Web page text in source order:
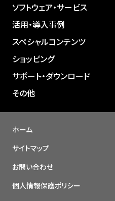
ソフトウェア・サービス
活用・導入事例
スペシャルコンテンツ
ショッピング
サポート・ダウンロード
その他
ホーム
サイトマップ
お問い合わせ
個人情報保護ポリシー